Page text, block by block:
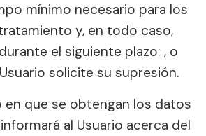
mínimo necesario para los
y, en todo caso,
el siguiente plazo: , o
solicite su supresión.
en que se obtengan los datos
al Usuario acerca del